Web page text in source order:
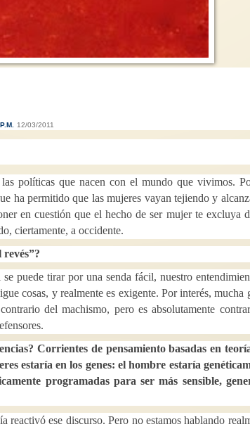
12/03/2011
políticas que nacen con el mundo que vivimos.
ha permitido que las mujeres vayan tejiendo y
en cuestión que el hecho de ser mujer te excluya
ciertamente, a occidente.
puede tirar por una senda fácil, nuestro
cosas, y realmente es exigente. Por interés, mucha
del machismo, pero es absolutamente
Corrientes de pensamiento basadas en
estaría en los genes: el hombre estaría
programadas para ser más sensible,
reactivó ese discurso. Pero no estamos hablando
#STOP_EJECUCIONES_EN_IRA
N
Desde el movimiento de mujeres,
unidas a las asociaciones civiles
de nuestra sociedad ...
VIOLENCIA
Hace varios días
cadena Ser a un
comentar algo así